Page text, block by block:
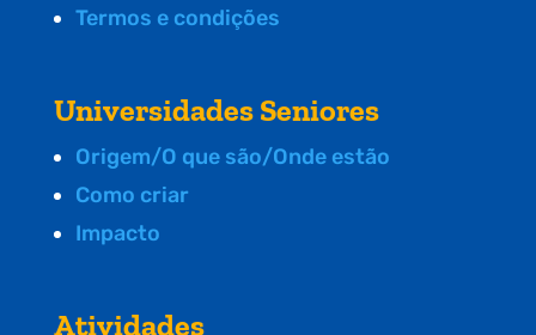
Termos e condições
Universidades Seniores
Origem/O que são/Onde estão
Como criar
Impacto
Atividades